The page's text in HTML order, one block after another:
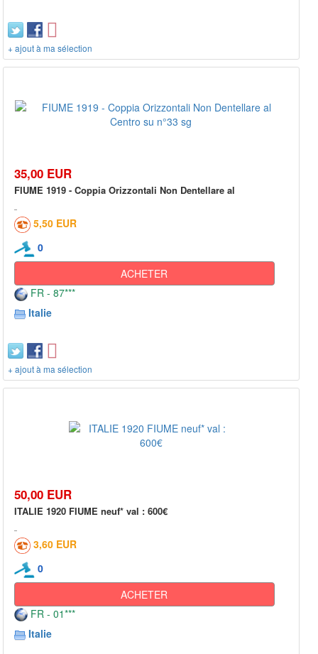
+ ajout à ma sélection
35,00 EUR
FIUME 1919 - Coppia Orizzontali Non Dentellare al
5,50 EUR
0
ACHETER
FR - 87***
Italie
+ ajout à ma sélection
50,00 EUR
ITALIE 1920 FIUME neuf* val : 600€
3,60 EUR
0
ACHETER
FR - 01***
Italie